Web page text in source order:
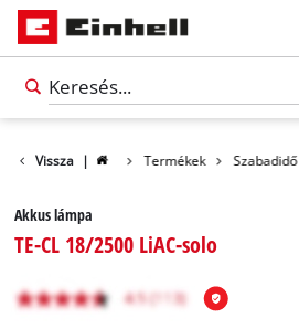
Vissza | Termékek Szabadidő
Akkus lámpa
TE-CL 18/2500 LiAC-solo